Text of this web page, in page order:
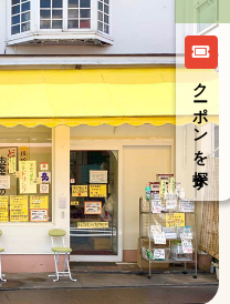
クーポンを探す